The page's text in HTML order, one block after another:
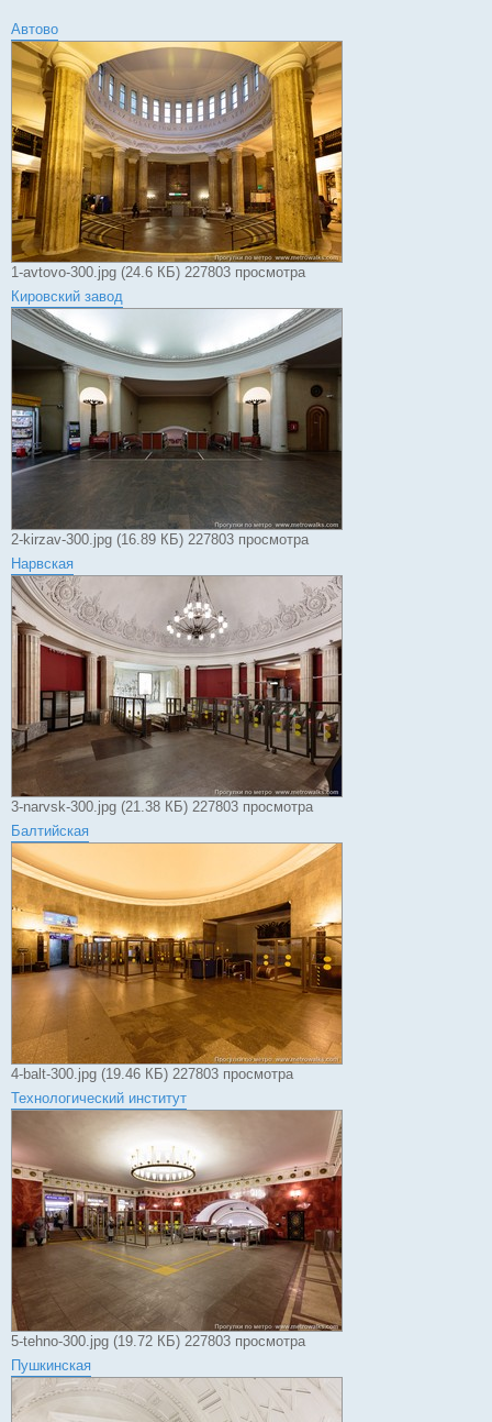
Автово
1-avtovo-300.jpg (24.6 КБ) 227803 просмотра
Кировский завод
2-kirzav-300.jpg (16.89 КБ) 227803 просмотра
Нарвская
3-narvsk-300.jpg (21.38 КБ) 227803 просмотра
Балтийская
4-balt-300.jpg (19.46 КБ) 227803 просмотра
Технологический институт
5-tehno-300.jpg (19.72 КБ) 227803 просмотра
Пушкинская